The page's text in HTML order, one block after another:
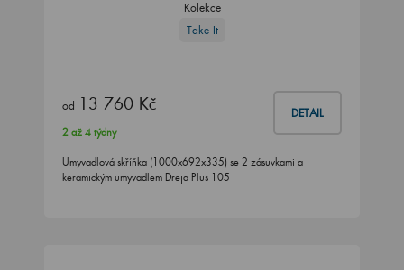
Kolekce
Take It
od 13 760 Kč DETAIL
2 až 4 týdny
Umyvadlová skříňka (1000x692x335) se 2 zásuvkami a
keramickým umyvadlem Dreja Plus 105